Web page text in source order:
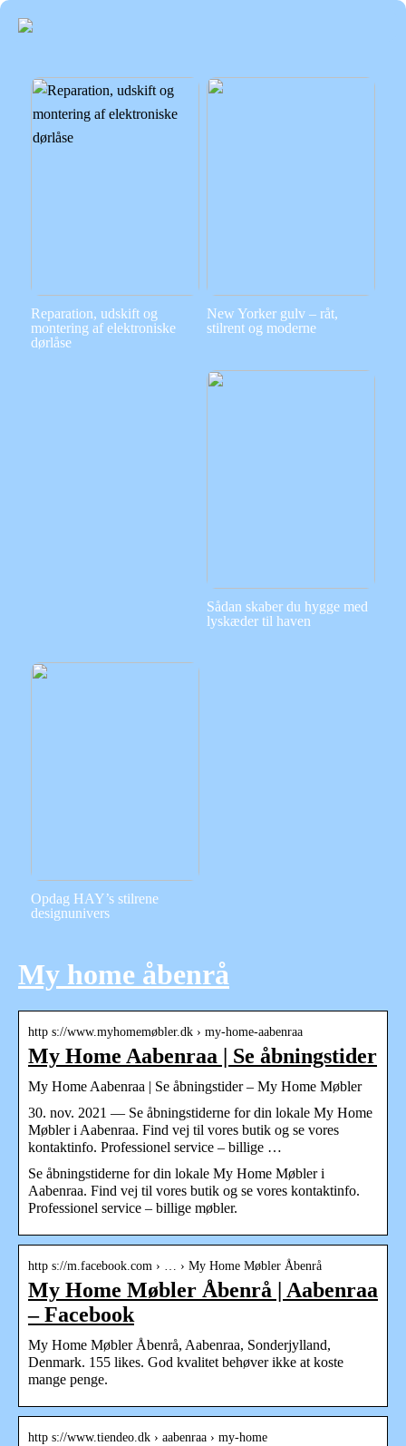
Reparation, udskift og
montering af elektroniske
dørlåse
New Yorker gulv – råt,
stilrent og moderne
Sådan skaber du hygge med
lyskæder til haven
Opdag HAY’s stilrene
designunivers
My home åbenrå
http s://www.myhomemøbler.dk › my-home-aabenraa
My Home Aabenraa | Se åbningstider
My Home Aabenraa | Se åbningstider – My Home Møbler
30. nov. 2021 — Se åbningstiderne for din lokale My Home
Møbler i Aabenraa. Find vej til vores butik og se vores
kontaktinfo. Professionel service – billige …
Se åbningstiderne for din lokale My Home Møbler i
Aabenraa. Find vej til vores butik og se vores kontaktinfo.
Professionel service – billige møbler.
http s://m.facebook.com › … › My Home Møbler Åbenrå
My Home Møbler Åbenrå | Aabenraa
– Facebook
My Home Møbler Åbenrå, Aabenraa, Sonderjylland,
Denmark. 155 likes. God kvalitet behøver ikke at koste
mange penge.
http s://www.tiendeo.dk › aabenraa › my-home